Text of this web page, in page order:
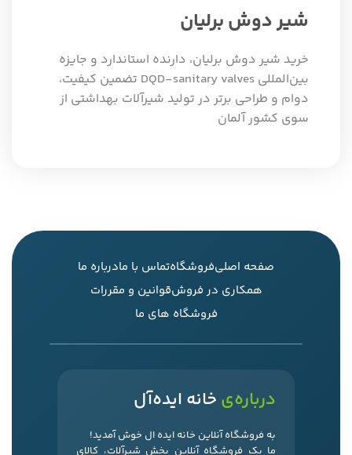
شیر دوش برلیان
خرید شیر دوش برلیان، دارنده استاندارد و جایزه
بین‌المللی DQD-sanitary valves تضمین کیفیت،
دوام و طراحی برتر در تولید شیرآلات بهداشتی از
سوی کشور آلمان
صفحه اصلیفروشگاهتماس با مادرباره ما
همکاری در فروشقوانین و مقررات
فروشگاه های ما
درباره‌ی خانه ایده‌آل
به فروشگاه آنلاین خانه ایده ال خوش آمدید!
ما یک فروشگاه آنلاین پخش شیرآلات، کالای